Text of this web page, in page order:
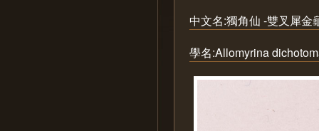
中文名:獨角仙 -雙叉犀金
學名:Allomyrina